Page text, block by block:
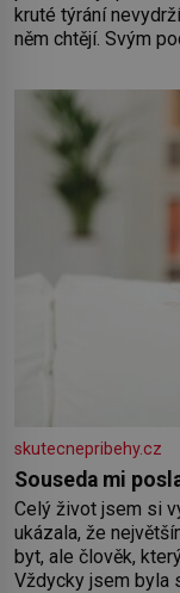
kruté týrání
něm chtějí. Svým
Syn brněnského
skutecnepribehy.cz
Souseda mi
Celý život jsem si
ukázala, že
byt, ale člověk,
Vždycky jsem byla